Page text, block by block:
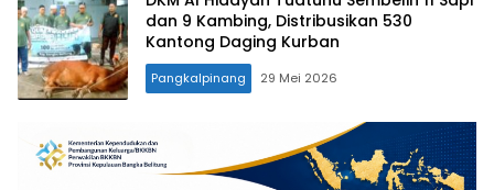
dan 9 Kambing, Distribusikan 530
Kantong Daging Kurban
Pangkalpinang 29 Mei 2026